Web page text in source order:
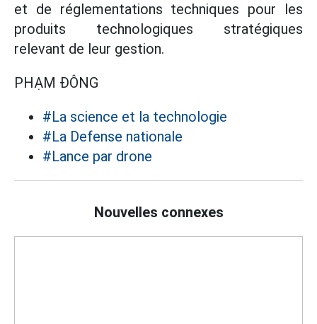
et de réglementations techniques pour les
produits technologiques stratégiques
relevant de leur gestion.
PHẠM ĐÔNG
#La science et la technologie
#La Defense nationale
#Lance par drone
Nouvelles connexes